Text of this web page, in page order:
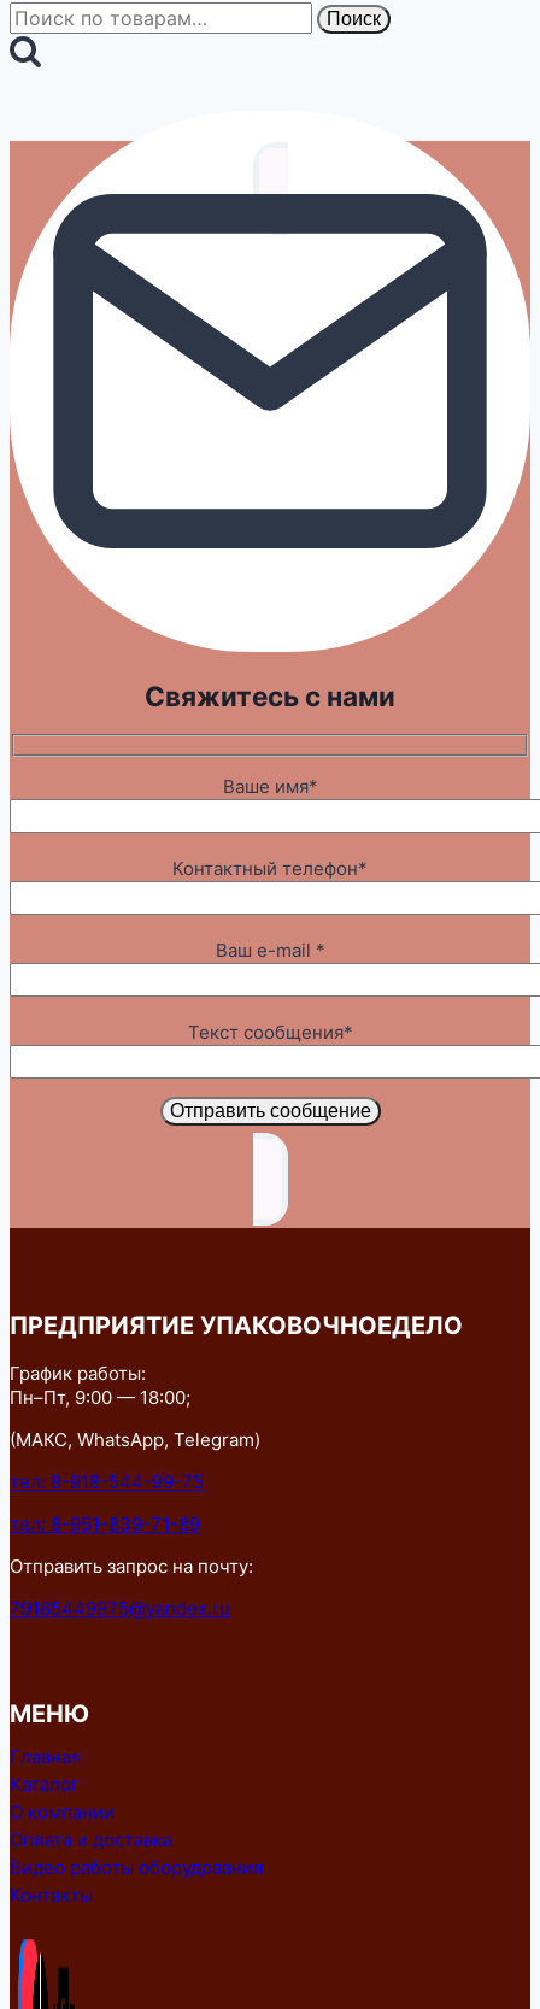
Искать: Поиск
Свяжитесь с нами
Ваше имя*
Контактный телефон*
Ваш e-mail *
Текст сообщения*
Отправить сообщение
ПРЕДПРИЯТИЕ УПАКОВОЧНОЕДЕЛО
График работы:
Пн–Пт, 9:00 — 18:00;
(МАКС, WhatsApp, Telegram)
тел: 8-918-544-99-75
тел: 8-951-839-71-89
Отправить запрос на почту:
79185449975@yandex.ru
МЕНЮ
Главная
Каталог
О компании
Оплата и доставка
Видео работы оборудования
Контакты